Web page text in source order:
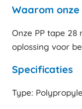
Waarom onze
Onze PP tape
oplossing voor
Specificaties
Type: